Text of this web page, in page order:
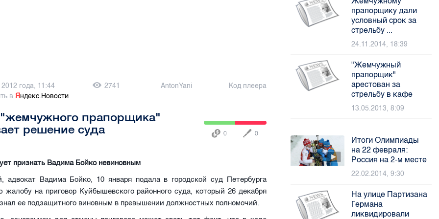
года, 11:44 2741 AntonYani
Код плеера
вЯндекс.Новости
прапорщика"
решение суда
0 0
признать Вадима Бойко невиновным
адвокат Вадима Бойко, 10 января подала в городской суд Петербурга
жалобу на приговор Куйбышевского районного суда, который 26 декабря
ее подзащитного виновным в превышении должностных полномочий.
прапорщику дали
условный срок за
стрельбу ...
24.11.2014, 18:39
"Жемчужный
прапорщик"
арестован за
стрельбу в кафе
13.05.2013, 8:09
Итоги Олимпиады
на 22 февраля:
Россия на 2-м месте
22.02.2014, 9:30
На улице Партизана
Германа
ликвидировали